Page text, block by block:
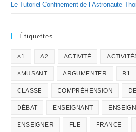
Le Tutoriel Confinement de l’Astronaute
Étiquettes
A1 A2 ACTIVITÉ
AMUSANT ARGUMENTER B1
CLASSE COMPRÉHENSION
DÉBAT ENSEIGNANT
ENSEIGNER FLE FRANCE